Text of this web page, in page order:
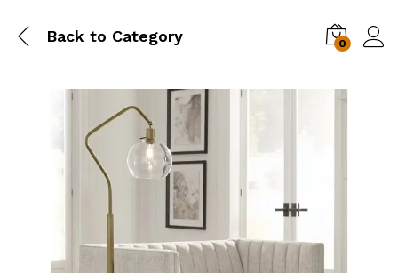
Back to Category 0